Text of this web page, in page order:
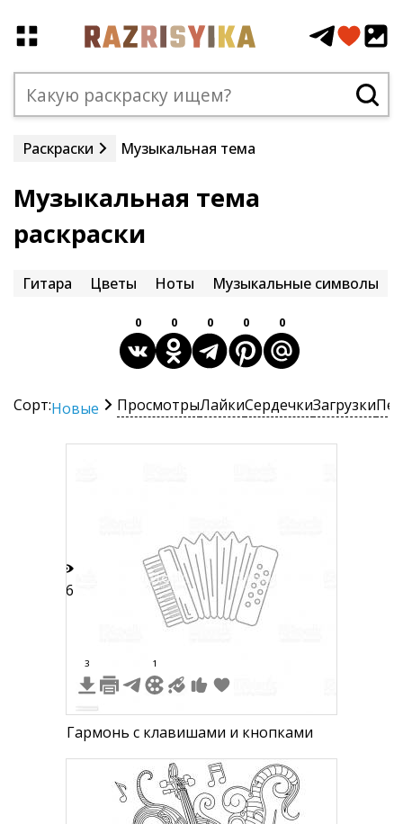
Раскраски Музыкальная тема
Музыкальная тема
раскраски
Гитара Цветы Ноты Музыкальные символы
0 0 0 0 0
Сорт:Новые ПросмотрыЛайкиСердечкиЗагрузки
16
3 1
Гармонь с клавишами и кнопками